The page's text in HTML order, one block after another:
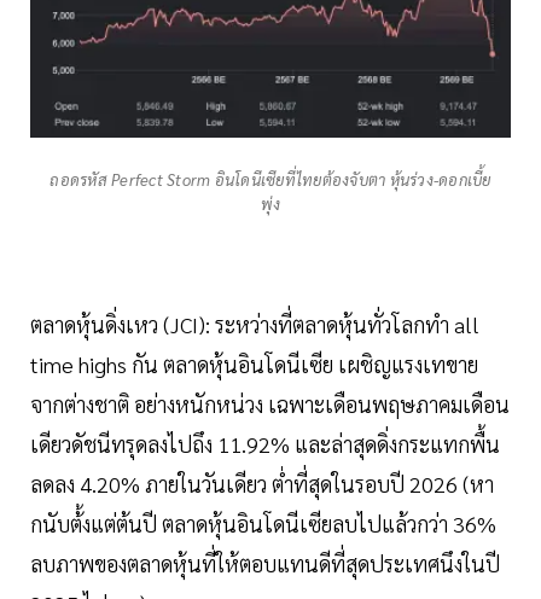
ถอดรหัส Perfect Storm อินโดนีเซียที่ไทยต้องจับตา หุ้นร่วง-ดอกเบี้ย
พุ่ง
ตลาดหุ้นดิ่งเหว (JCI): ระหว่างที่ตลาดหุ้นทั่วโลกทำ all
time highs กัน ตลาดหุ้นอินโดนีเซีย เผชิญแรงเทขาย
จากต่างชาติ อย่างหนักหน่วง เฉพาะเดือนพฤษภาคมเดือน
เดียวดัชนีทรุดลงไปถึง 11.92% และล่าสุดดิ่งกระแทกพื้น
ลดลง 4.20% ภายในวันเดียว ต่ำที่สุดในรอบปี 2026 (หา
กนับต้้งแต่ต้นปี ตลาดหุ้นอินโดนีเซียลบไปแล้วกว่า 36%
ลบภาพของตลาดหุ้นที่ให้ตอบแทนดีที่สุดประเทศนึงในปี